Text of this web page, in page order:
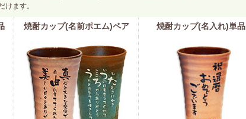
けます。
焼酎カップ(名前ポエム)ペア 焼酎カップ(名入れ)単品